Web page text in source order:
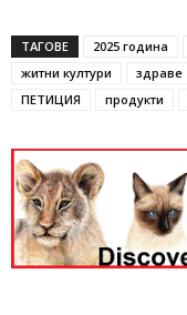
ТАГОВЕ 2025 година
житни култури
здраве
ПЕТИЦИЯ
продукти